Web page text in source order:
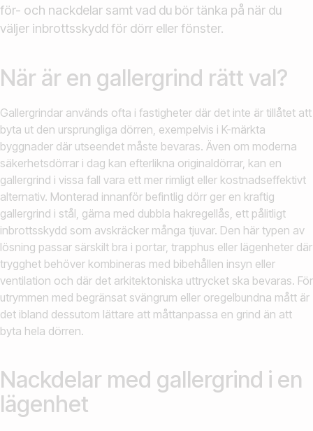
för- och nackdelar samt vad du bör tänka på när du
väljer inbrottsskydd för dörr eller fönster.
När är en gallergrind rätt val?
Gallergrindar används ofta i fastigheter där det inte är tillåtet att
byta ut den ursprungliga dörren, exempelvis i K-märkta
byggnader där utseendet måste bevaras. Även om moderna
säkerhetsdörrar i dag kan efterlikna originaldörrar, kan en
gallergrind i vissa fall vara ett mer rimligt eller kostnadseffektivt
alternativ. Monterad innanför befintlig dörr ger en kraftig
gallergrind i stål, gärna med dubbla hakregellås, ett pålitligt
inbrottsskydd som avskräcker många tjuvar. Den här typen av
lösning passar särskilt bra i portar, trapphus eller lägenheter där
trygghet behöver kombineras med bibehållen insyn eller
ventilation och där det arkitektoniska uttrycket ska bevaras. För
utrymmen med begränsat svängrum eller oregelbundna mått är
det ibland dessutom lättare att måttanpassa en grind än att
byta hela dörren.
Nackdelar med gallergrind i en
lägenhet